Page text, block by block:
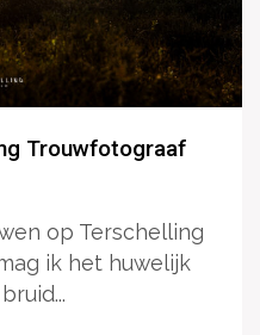
Trouwfotograaf
op Terschelling
ik het huwelijk